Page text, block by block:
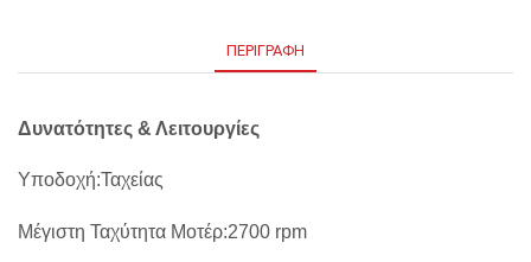
ΠΕΡΙΓΡΑΦΉ
Δυνατότητες & Λειτουργίες
Υποδοχή:Ταχείας
Μέγιστη Ταχύτητα Μοτέρ:2700 rpm